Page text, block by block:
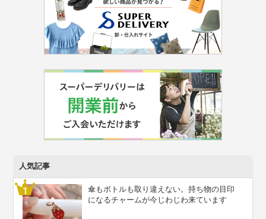
人気記事
傘もボトルも取り違えない。持ち物の目印
になるチャームが今じわじわ来ています